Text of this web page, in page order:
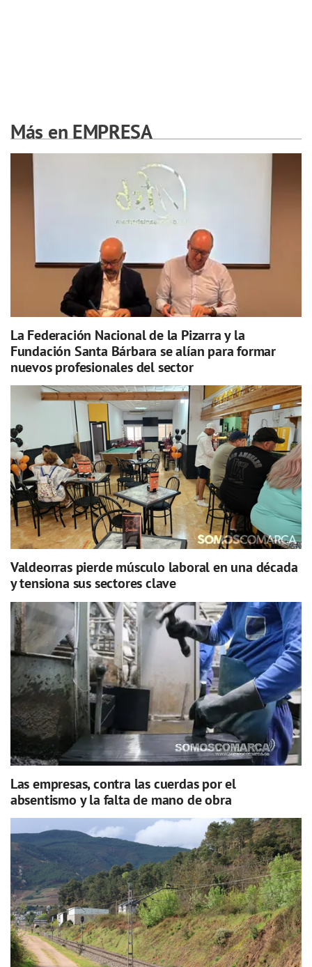
Más en EMPRESA
La Federación Nacional de la Pizarra y la
Fundación Santa Bárbara se alían para formar
nuevos profesionales del sector
Valdeorras pierde músculo laboral en una década
y tensiona sus sectores clave
Las empresas, contra las cuerdas por el
absentismo y la falta de mano de obra